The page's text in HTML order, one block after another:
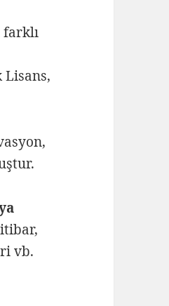
farklı
Lisans,
vb.